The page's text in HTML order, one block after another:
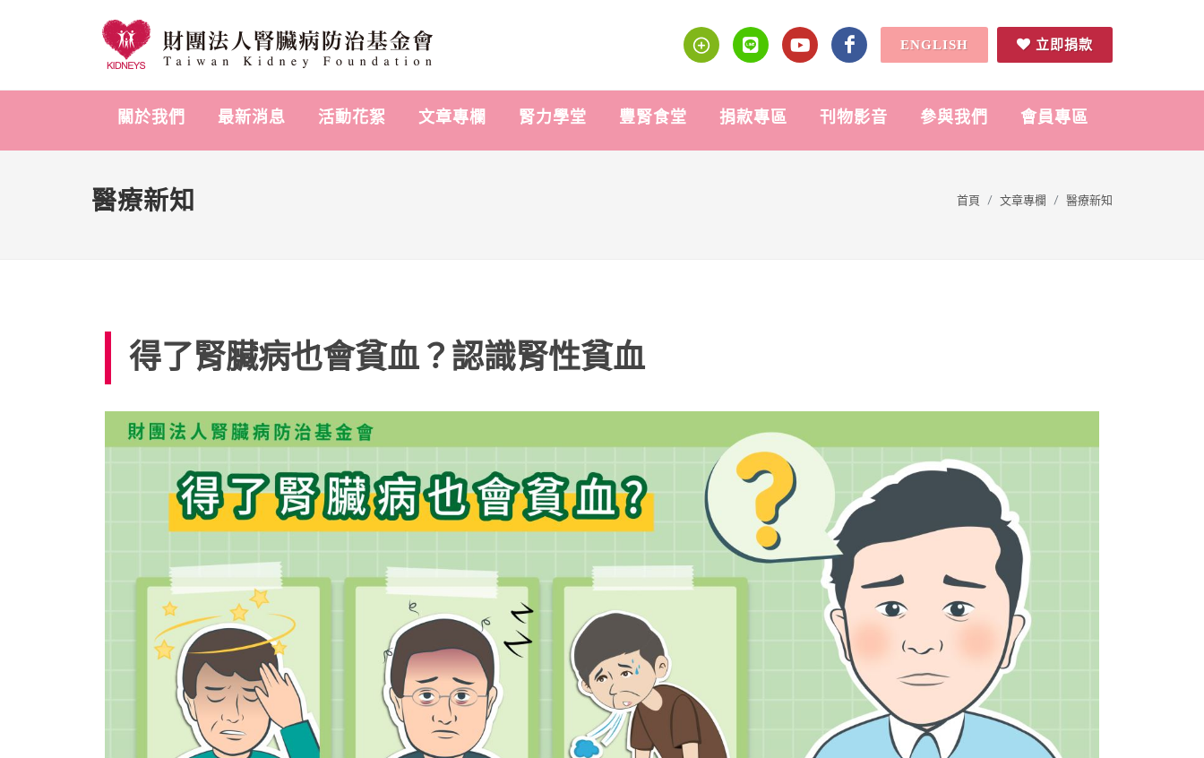
ENGLISH 立即捐款
關於我們 最新消息 活動花絮 文章專欄 腎力學堂 豐腎食堂 捐款專區 刊物影音 參與我們 會員專區
醫療新知 首頁 文章專欄 醫療新知
得了腎臟病也會貧血？認識腎性貧血